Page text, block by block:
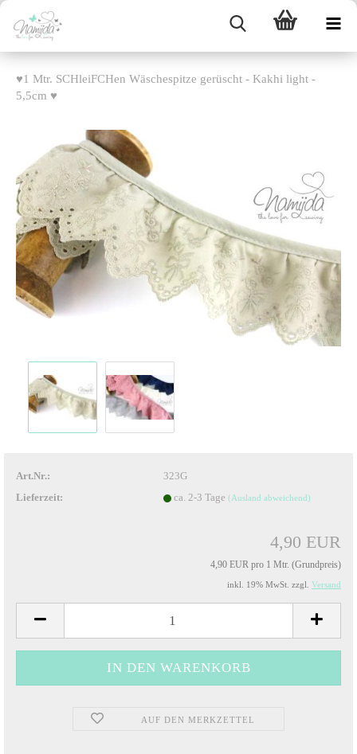
♥1 Mtr. SCHleiFCHen Wäschespitze gerüscht - Kakhi light -
5,5cm ♥
Art.Nr.:
323G
Lieferzeit:
ca. 2-3 Tage (Ausland abweichend)
4,90 EUR
4,90 EUR pro 1 Mtr. (Grundpreis)
inkl. 19% MwSt. zzgl. Versand
AUF DEN MERKZETTEL